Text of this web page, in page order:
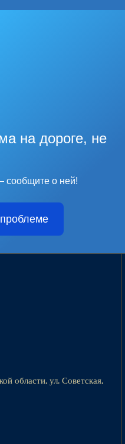
на дороге, не
сообщите о ней!
области, ул. Советская,